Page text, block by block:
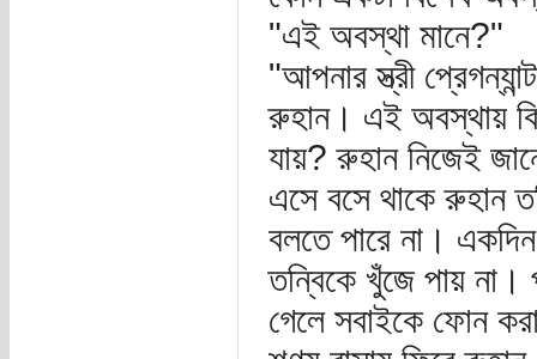
"এই অবস্থা মানে?"
"আপনার স্ত্রী
রুহান। এই অবস্থায় কি
যায়? রুহান নিজেই
এসে বসে থাকে রুহান
বলতে পারে না।
তন্বিকে খুঁজে পায়
গেলে সবাইকে ফোন